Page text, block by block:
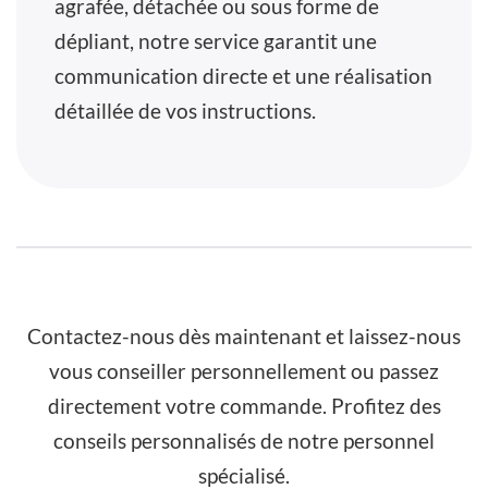
agrafée, détachée ou sous forme de
dépliant, notre service garantit une
communication directe et une réalisation
détaillée de vos instructions.
Contactez-nous dès maintenant et laissez-nous
vous conseiller personnellement ou passez
directement votre commande. Profitez des
conseils personnalisés de notre personnel
spécialisé.